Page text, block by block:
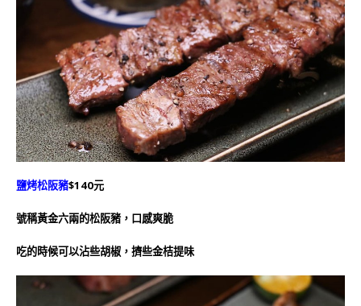
鹽烤松阪豬$140元
號稱黃金六兩的松阪豬，口感爽脆
吃的時候可以沾些胡椒，擠些金桔提味